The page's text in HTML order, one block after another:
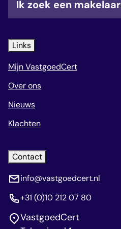
Ik zoek een makelaar
Links
Mijn VastgoedCert
Over ons
Nieuws
Klachten
Contact
info@vastgoedcert.nl
+31 (0)10 212 07 80
VastgoedCert